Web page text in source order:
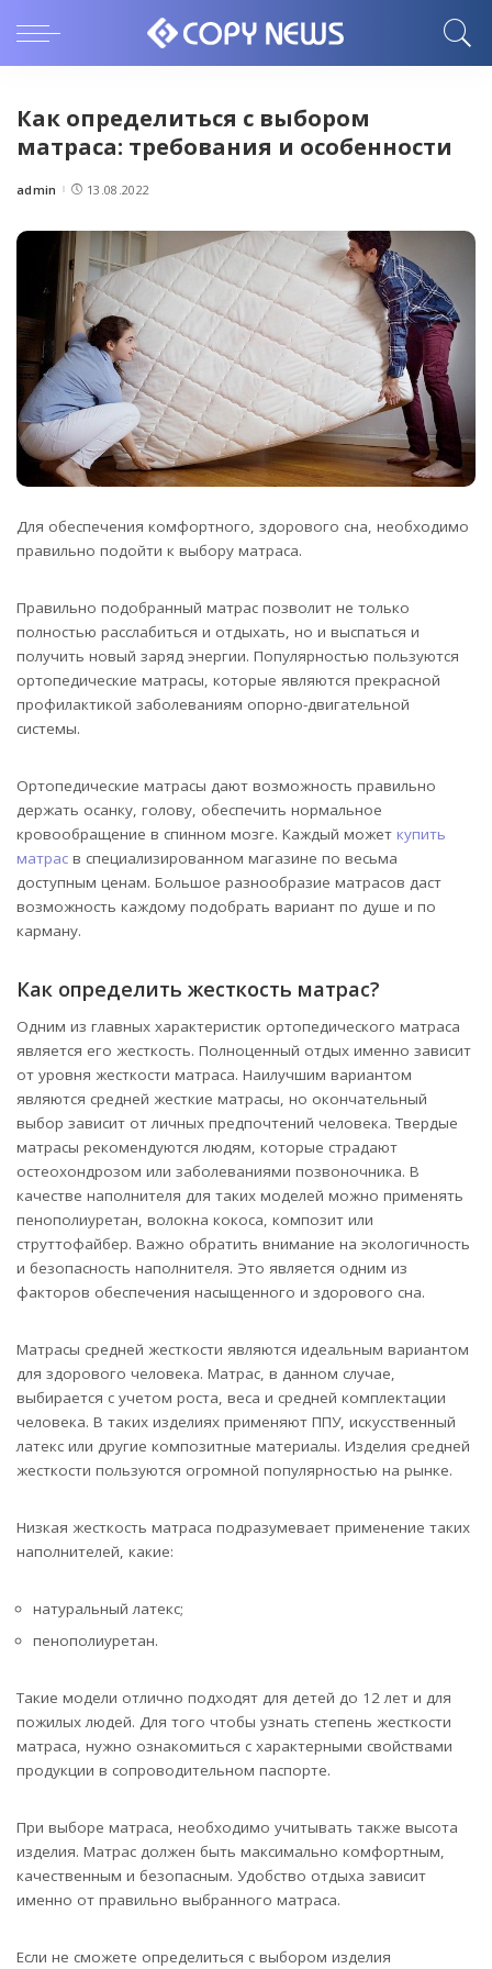
Как определиться с выбором
матраса: требования и особенности
Posted
admin 13.08.2022
Для обеспечения комфортного, здорового сна, необходимо
правильно подойти к выбору матраса.
Правильно подобранный матрас позволит не только
полностью расслабиться и отдыхать, но и выспаться и
получить новый заряд энергии. Популярностью пользуются
ортопедические матрасы, которые являются прекрасной
профилактикой заболеваниям опорно-двигательной
системы.
Ортопедические матрасы дают возможность правильно
держать осанку, голову, обеспечить нормальное
кровообращение в спинном мозге. Каждый может купить
матрас в специализированном магазине по весьма
доступным ценам. Большое разнообразие матрасов даст
возможность каждому подобрать вариант по душе и по
карману.
Как определить жесткость матрас?
Одним из главных характеристик ортопедического матраса
является его жесткость. Полноценный отдых именно зависит
от уровня жесткости матраса. Наилучшим вариантом
являются средней жесткие матрасы, но окончательный
выбор зависит от личных предпочтений человека. Твердые
матрасы рекомендуются людям, которые страдают
остеохондрозом или заболеваниями позвоночника. В
качестве наполнителя для таких моделей можно применять
пенополиуретан, волокна кокоса, композит или
струттофайбер. Важно обратить внимание на экологичность
и безопасность наполнителя. Это является одним из
факторов обеспечения насыщенного и здорового сна.
Матрасы средней жесткости являются идеальным вариантом
для здорового человека. Матрас, в данном случае,
выбирается с учетом роста, веса и средней комплектации
человека. В таких изделиях применяют ППУ, искусственный
латекс или другие композитные материалы. Изделия средней
жесткости пользуются огромной популярностью на рынке.
Низкая жесткость матраса подразумевает применение таких
наполнителей, какие:
натуральный латекс;
пенополиуретан.
Такие модели отлично подходят для детей до 12 лет и для
пожилых людей. Для того чтобы узнать степень жесткости
матраса, нужно ознакомиться с характерными свойствами
продукции в сопроводительном паспорте.
При выборе матраса, необходимо учитывать также высота
изделия. Матрас должен быть максимально комфортным,
качественным и безопасным. Удобство отдыха зависит
именно от правильно выбранного матраса.
Если не сможете определиться с выбором изделия